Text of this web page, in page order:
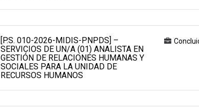
[P.S. 010-2026-MIDIS-PNPDS] –
SERVICIOS DE UN/A (01) ANALISTA EN
GESTIÓN DE RELACIONES HUMANAS Y
SOCIALES PARA LA UNIDAD DE
RECURSOS HUMANOS